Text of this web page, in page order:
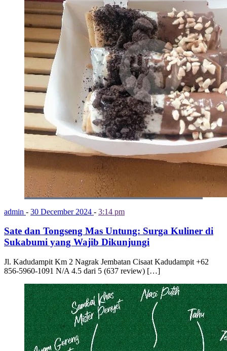
admin - 30 December 2024 - 3:14 pm
Sate dan Tongseng Mas Untung: Surga Kuliner di
Sukabumi yang Wajib Dikunjungi
Jl. Kadudampit Km 2 Nagrak Jembatan Cisaat Kadudampit +62
856-5960-1091 N/A 4.5 dari 5 (637 review) […]